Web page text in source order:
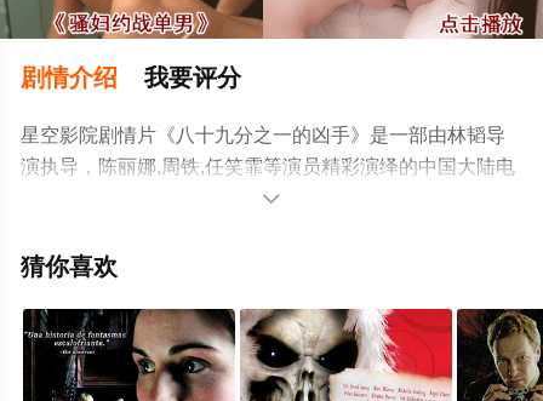
剧情介绍 我要评分
星空影院剧情片《八十九分之一的凶手》是一部由林韬导
演执导，陈丽娜,周铁,任笑霏等演员精彩演绎的中国大陆电
影，手机免费在线观看高清无删减完整版电影大全就上星
情网等平台了解。

猜你喜欢